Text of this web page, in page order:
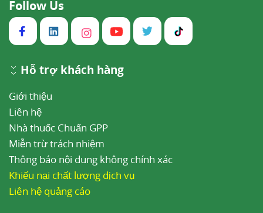
Follow Us
Hỗ trợ khách hàng
Giới thiệu
Liên hệ
Nhà thuốc Chuẩn GPP
Miễn trừ trách nhiệm
Thông báo nội dung không chính xác
Khiếu nại chất lượng dịch vụ
Liên hệ quảng cáo